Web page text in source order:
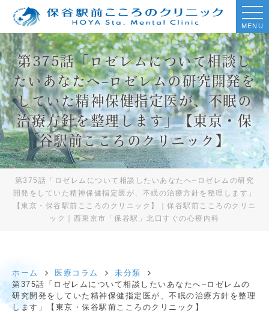
MENU
第375話「ロゼレムについて相談し
たいあなたへ–ロゼレムの研究開発を
していた精神保健指定医が、不眠の
治療方針を整理します」【東京・保
谷駅前こころのクリニック】
第375話「ロゼレムについて相談したいあなたへ–ロゼレムの研究
開発をしていた精神保健指定医が、不眠の治療方針を整理します」
【東京・保谷駅前こころのクリニック】｜保谷駅前こころのクリニ
ック｜西東京市「保谷駅」北口すぐの心療内科
ホーム 医療コラム
未分類
第375話「ロゼレムについて相談したいあなたへ–ロゼレムの
研究開発をしていた精神保健指定医が、不眠の治療方針を整理
します」【東京・保谷駅前こころのクリニック】